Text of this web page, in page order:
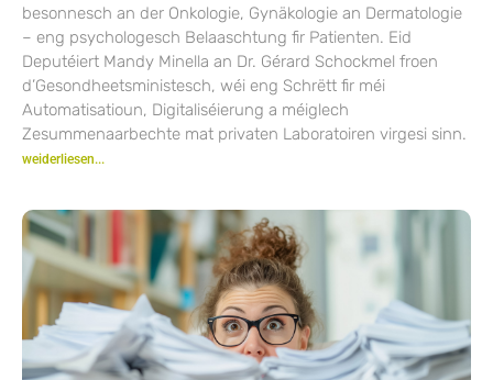
besonnesch an der Onkologie, Gynäkologie an Dermatologie
– eng psychologesch Belaaschtung fir Patienten. Eid
Deputéiert Mandy Minella an Dr. Gérard Schockmel froen
d’Gesondheetsministesch, wéi eng Schrëtt fir méi
Automatisatioun, Digitaliséierung a méiglech
Zesummenaarbechte mat privaten Laboratoiren virgesi sinn.
weiderliesen...